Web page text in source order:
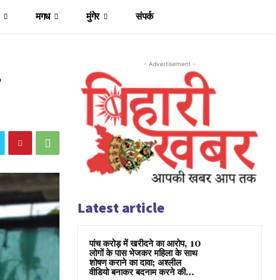
मगध मुंगेर संपर्क
- Advertisement -
Latest article
पांच करोड़ में खरीदने का आरोप, 10
लोगों के पास भेजकर महिला के साथ
शोषण कराने का दावा; अश्लील
वीडियो बनाकर बदनाम करने की...